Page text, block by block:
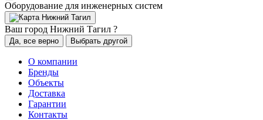
Оборудование для инженерных систем
Нижний Тагил
Ваш город Нижний Тагил ?
Да, все верно Выбрать другой
О компании
Бренды
Объекты
Доставка
Гарантии
Контакты